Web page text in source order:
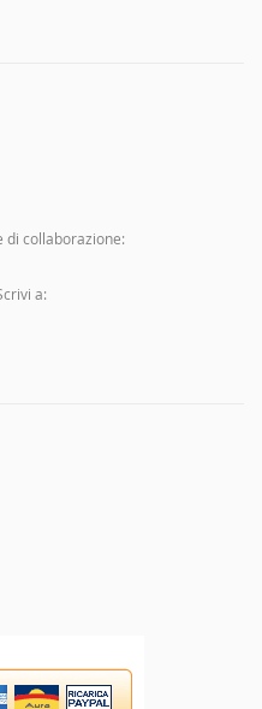
di collaborazione:
a: